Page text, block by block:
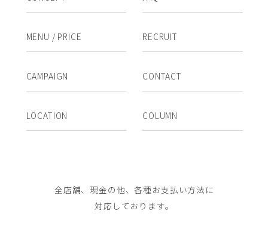
MENU / PRICE
CAMPAIGN
LOCATION
RECRUIT
CONTACT
COLUMN
全店舗、現金の他、各種お支払い方法に
対応しております。